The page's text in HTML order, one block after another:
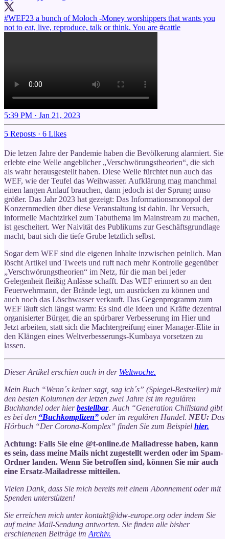
#WEF23 a bunch of Moloch -Money worshippers that wants you
not to eat, live, reproduce, talk or think. You are #cattle
5:39 PM · Jan 21, 2023
5 Reposts · 6 Likes
Die letzen Jahre der Pandemie haben die Bevölkerung alarmiert. Sie
erlebte eine Welle angeblicher „Verschwörungstheorien“, die sich
als wahr herausgestellt haben. Diese Welle fürchtet nun auch das
WEF, wie der Teufel das Weihwasser. Aufklärung mag manchmal
einen langen Anlauf brauchen, dann jedoch ist der Sprung umso
größer. Das Jahr 2023 hat gezeigt: Das Informationsmonopol der
Konzernmedien über diese Veranstaltung ist dahin. Ihr Versuch,
informelle Machtzirkel zum Tabuthema im Mainstream zu machen,
ist gescheitert. Wer Naivität des Publikums zur Geschäftsgrundlage
macht, baut sich die tiefe Grube letztlich selbst.
Sogar dem WEF sind die eigenen Inhalte inzwischen peinlich. Man
löscht Artikel und Tweets und ruft nach mehr Kontrolle gegenüber
„Verschwörungstheorien“ im Netz, für die man bei jeder
Gelegenheit fleißig Anlässe schafft. Das WEF erinnert so an den
Feuerwehrmann, der Brände legt, um ausrücken zu können und
auch noch das Löschwasser verkauft. Das Gegenprogramm zum
WEF läuft sich längst warm: Es sind die Ideen und Kräfte dezentral
organisierter Bürger, die an spürbarer Verbesserung im Hier und
Jetzt arbeiten, statt sich die Machtergreifung einer Manager-Elite in
den Klängen eines Weltverbesserungs-Kumbaya vorsetzen zu
lassen.
Dieser Artikel erschien auch in der Weltwoche.
Mein Buch “Wenn´s keiner sagt, sag ich´s” (Spiegel-Bestseller) mit
den besten Kolumnen der letzen zwei Jahre ist im regulären
Buchhandel oder hierbestellbar. Auch “Generation Chillstand gibt
es bei den “Buchkomplizen” oder im regulären Handel. NEU: Das
Hörbuch “Der Corona-Komplex” finden Sie zum Beispiel hier.
Achtung: Falls Sie eine @t-online.de Mailadresse haben, kann
es sein, dass meine Mails nicht zugestellt werden oder im Spam-
Ordner landen. Wenn Sie betroffen sind, können Sie mir auch
eine Ersatz-Mailadresse mitteilen.
Vielen Dank, dass Sie mich bereits mit einem Abonnement oder mit
Spenden unterstützen!
Sie erreichen mich unter kontakt@idw-europe.org oder indem Sie
auf meine Mail-Sendung antworten. Sie finden alle bisher
erschienenen Beiträge im Archiv.